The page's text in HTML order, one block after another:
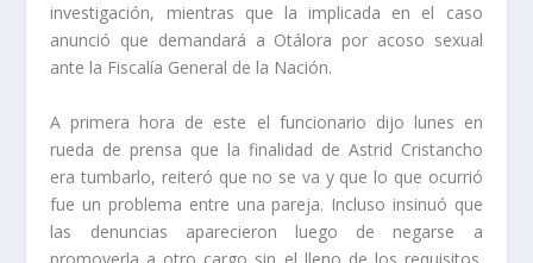
investigación, mientras que la implicada en el caso
anunció que demandará a Otálora por acoso sexual
ante la Fiscalía General de la Nación.
A primera hora de este el funcionario dijo lunes en
rueda de prensa que la finalidad de Astrid Cristancho
era tumbarlo, reiteró que no se va y que lo que ocurrió
fue un problema entre una pareja. Incluso insinuó que
las denuncias aparecieron luego de negarse a